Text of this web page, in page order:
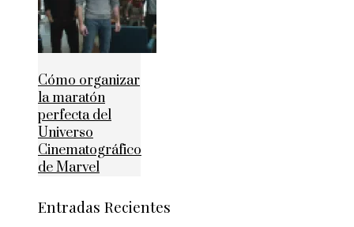
Cómo organizar
la maratón
perfecta del
Universo
Cinematográfico
de Marvel
Entradas Recientes